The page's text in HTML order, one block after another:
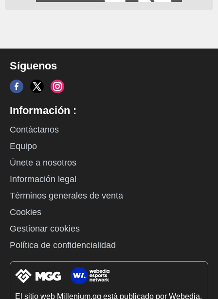
Síguenos
Información :
Contáctanos
Equipo
Únete a nosotros
Información legal
Términos generales de venta
Cookies
Gestionar cookies
Política de confidencialidad
El sitio web Millenium.gg está publicado por Webedia.